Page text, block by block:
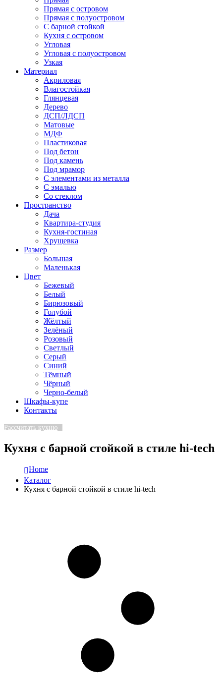
Прямая с островом
Прямая с полуостровом
С барной стойкой
Кухня с островом
Угловая
Угловая с полуостровом
Узкая
Материал
Акриловая
Влагостойкая
Глянцевая
Дерево
ДСП/ЛДСП
Матовые
МДФ
Пластиковая
Под бетон
Под камень
Под мрамор
С элементами из металла
С эмалью
Со стеклом
Пространство
Дача
Квартира-студия
Кухня-гостиная
Хрущевка
Размер
Большая
Маленькая
Цвет
Бежевый
Белый
Бирюзовый
Голубой
Жёлтый
Зелёный
Розовый
Светлый
Серый
Синий
Тёмный
Чёрный
Черно-белый
Шкафы-купе
Контакты
Рассчитать кухню
Кухня с барной стойкой в стиле hi-tech
Home
Каталог
Кухня с барной стойкой в стиле hi-tech